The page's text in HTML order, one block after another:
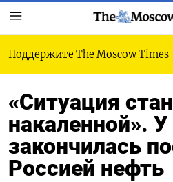
Поддержите The Moscow Times
«Ситуация
накаленной».
закончилась
Россией нефть